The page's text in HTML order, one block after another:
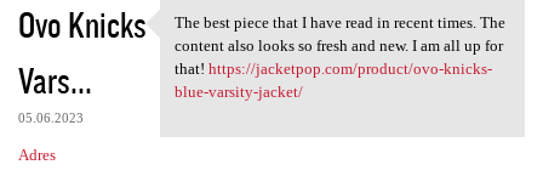
Ovo Knicks
Vars...
05.06.2023
Adres
The best piece that I have
The best piece that I have read in recent times. The
content also looks so fresh and new. I am all up for
that! https://jacketpop.com/product/ovo-knicks-
blue-varsity-jacket/